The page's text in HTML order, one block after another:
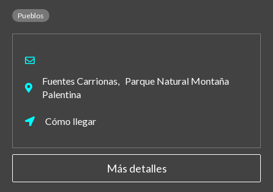
Pueblos
Fuentes Carrionas, Parque Natural Montaña
Palentina
Cómo llegar
Más detalles